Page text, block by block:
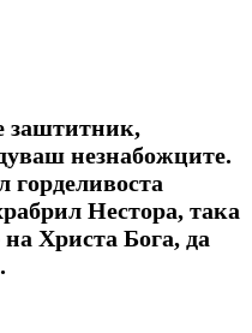
заштитник,
незнабожците.
горделивоста
Нестора, така
Христа Бога, да